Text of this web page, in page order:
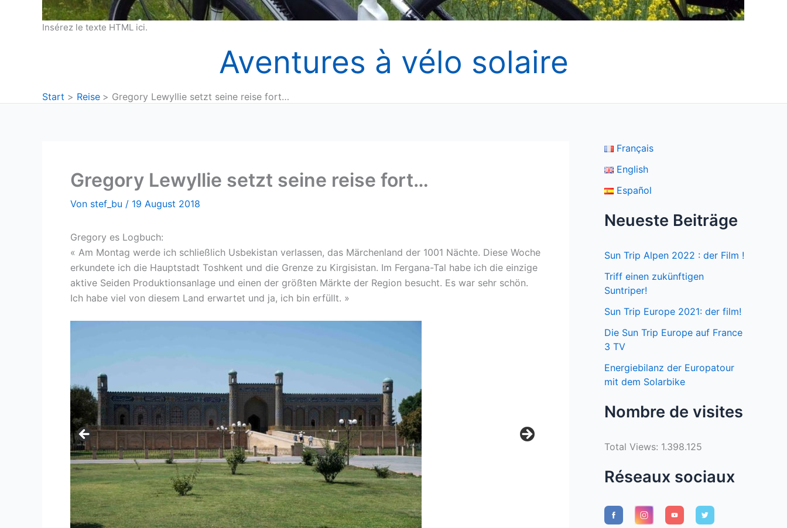
Insérez le texte HTML ici.
Aventures à vélo solaire
Start Reise Gregory Lewyllie setzt seine reise fort…
Gregory Lewyllie setzt seine reise fort…
Von stef_bu / 19 August 2018
Gregory es Logbuch:
« Am Montag werde ich schließlich Usbekistan verlassen, das Märchenland der 1001 Nächte. Diese Woche
erkundete ich die Hauptstadt Toshkent und die Grenze zu Kirgisistan. Im Fergana-Tal habe ich die einzige
aktive Seiden Produktionsanlage und einen der größten Märkte der Region besucht. Es war sehr schön.
Ich habe viel von diesem Land erwartet und ja, ich bin erfüllt. »
Français
English
Español
Neueste Beiträge
Sun Trip Alpen 2022 : der Film !
Triff einen zukünftigen
Suntriper!
Sun Trip Europe 2021: der film!
Die Sun Trip Europe auf France
3 TV
Energiebilanz der Europatour
mit dem Solarbike
Nombre de visites
Total Views: 1.398.125
Réseaux sociaux